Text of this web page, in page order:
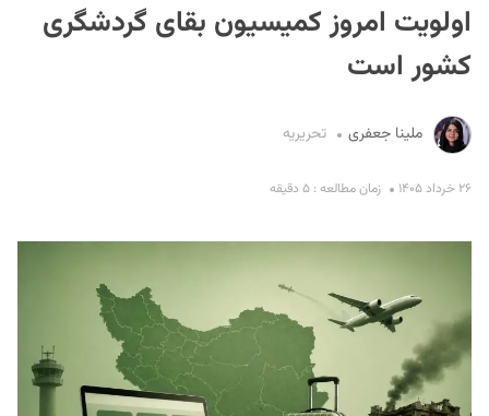
اولویت امروز کمیسیون بقای گردشگری
کشور است
ملینا جعفری تحریریه
۲۶ خرداد ۱۴۰۵ زمان مطالعه : ۵ دقیقه